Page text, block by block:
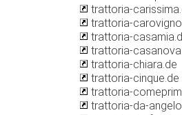
trattoria-
trattoria-
trattoria-
trattoria-
trattoria-chiara.de
trattoria-cinque.de
trattoria-
trattoria-da-